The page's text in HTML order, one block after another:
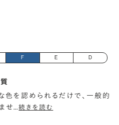
F E D
を認められるだけで、一般的
せ…続きを読む